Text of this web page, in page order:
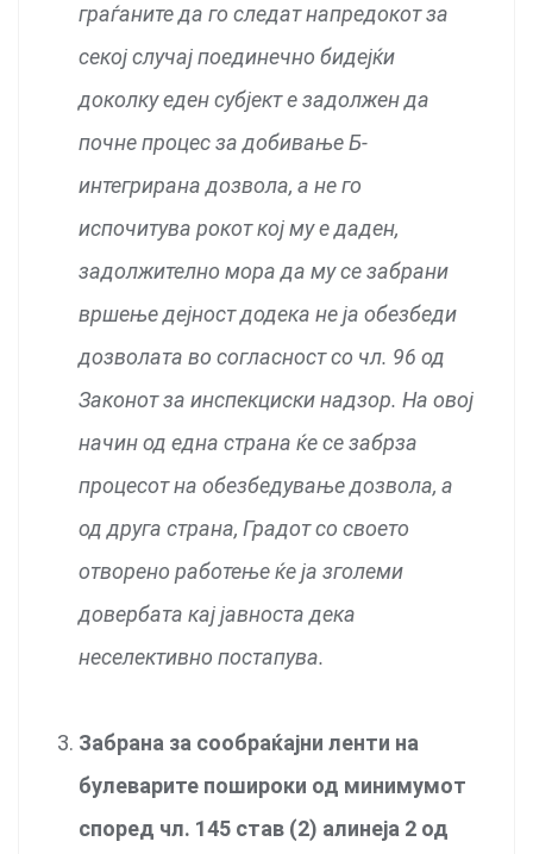
граѓаните да го следат напредокот за
секој случај поединечно бидејќи
доколку еден субјект е задолжен да
почне процес за добивање Б-
интегрирана дозвола, а не го
испочитува рокот кој му е даден,
задолжително мора да му се забрани
вршење дејност додека не ја обезбеди
дозволата во согласност со чл. 96 од
Законот за инспекциски надзор. На овој
начин од една страна ќе се забрза
процесот на обезбедување дозвола, а
од друга страна, Градот со своето
отворено работење ќе ја зголеми
довербата кај јавноста дека
неселективно постапува.
Забрана за сообраќајни ленти на
булеварите пошироки од минимумот
според чл. 145 став (2) алинеја 2 од